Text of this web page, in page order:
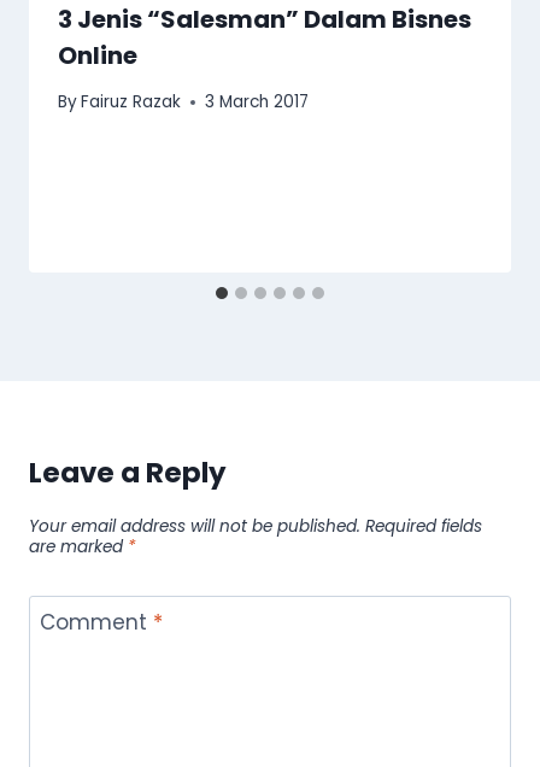
3 Jenis “Salesman” Dalam Bisnes
Online
ByFairuz Razak 3 March 2017
Leave a Reply
Your email address will not be published. Required fields
are marked *
Comment *